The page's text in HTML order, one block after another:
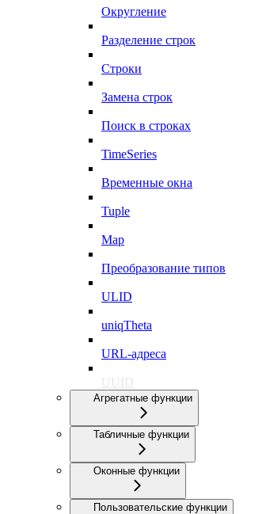
Округление
Разделение строк
Строки
Замена строк
Поиск в строках
TimeSeries
Временные окна
Tuple
Map
Преобразование типов
ULID
uniqTheta
URL-адреса
UUID
Агрегатные функции
Табличные функции
Оконные функции
Пользовательские функции